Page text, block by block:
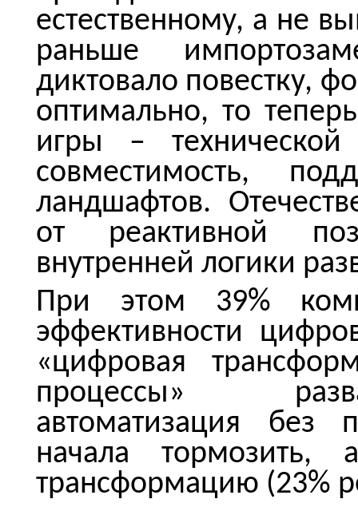
естественному, а не
раньше
диктовало повестку,
оптимально, то
игры –
совместимость,
ландшафтов.
от реактивной
внутренней логики
При этом 39%
эффективности
«цифровая
процессы»
автоматизация без
начала тормозить,
трансформацию (23%